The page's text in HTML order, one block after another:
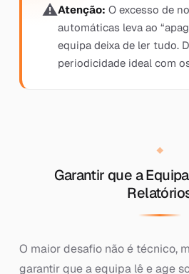
Atenção: O excesso de
automáticas leva ao
equipa deixa de ler tudo.
periodicidade ideal com
Garantir que a
O maior desafio não é técnico,
garantir que a equipa lê e age